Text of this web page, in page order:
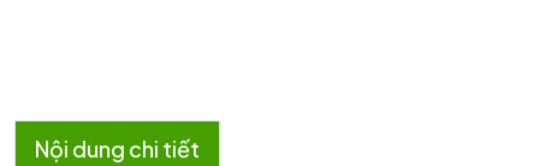
Nội dung chi tiết